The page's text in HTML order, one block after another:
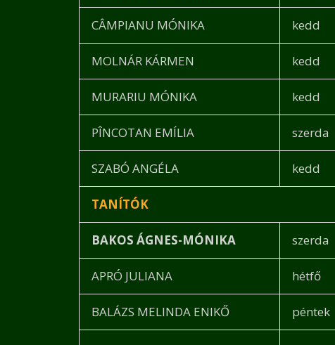
CÂMPIANU MÓNIKA kedd
MOLNÁR KÁRMEN kedd
MURARIU MÓNIKA kedd
PÎNCOTAN EMÍLIA szerda
SZABÓ ANGÉLA kedd
TANÍTÓK
BAKOS ÁGNES-MÓNIKA szerda
APRÓ JULIANA hétfő
BALÁZS MELINDA ENIKŐ péntek